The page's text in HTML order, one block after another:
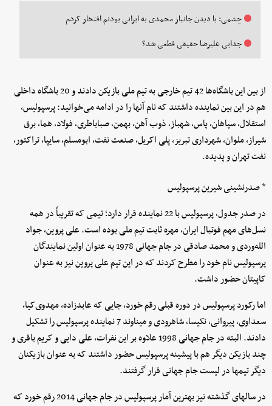
چشمی: با دیدن جانباز محمدی به ایرانی بودنم افتخار کردم
جدایی علیرضا حقیقی قطعی شد؟
از بین این باشگاه‌ها 42 تیم خارجی به تیم ملی بازیکن دادند و 20 باشگاه داخلی
هم در این بین نماینده داشتند که نام آنها را در ادامه می‌خوانید: پرسپولیس،
استقلال، سپاهان، پاس، شهباز، ذوب آهن، بهمن، صباباطری، فولاد، هما، برق
شیراز، ملوان، شهرداری تبریز، پلی اکریل، صنعت نفت، ابومسلم، سایپا، تراکتور،
نفت تهران و پدیده.
* صدرنشینی شیرین پرسپولیس
در صدر جدول، پرسپولیس با 22 نماینده قرار دارد؛ تیمی که تقریباً در همه
نسل‌های مهم فوتبال ایران، مهره ثابت تیم ملی بوده است. علی پروین، جواد
الله‌وردی و محمد صادقی در جام جهانی 1978 به عنوان اولین نمایندگان
پرسپولیس نام خود را مطرح کردند که در این تیم علی پروین نیز به عنوان
کاپیتان حضور داشت.
اما رکورد پرسپولیس در دوره قبلی رقم خورد، جایی که عابدزاده، مهدوی‌کیا،
سعداوی، پیروانی، نکیسا، شاهرودی و میناوند 7 نماینده پرسپولیس را تشکیل
دادند. البته در جام جهانی 1998 علاوه بر این نفرات، علی دایی و کریم باقری و
چند بازیکن دیگر هم با پیشینه پرسپولیس حضور داشتند که به عنوان بازیکنان
دیگر تیمها در لیست جام جهانی قرار گرفتند.
در سالهای گذشته نیز بهترین آمار پرسپولیس در جام جهانی 2014 رقم خورد که